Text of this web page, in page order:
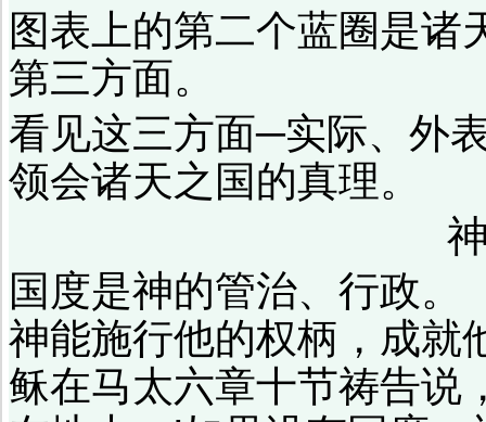
图表上的第二个蓝圈是诸
第三方面。
看见这三方面─实际、外
领会诸天之国的真理。
国度是神的管治、行政。
神能施行他的权柄，成就
稣在马太六章十节祷告说